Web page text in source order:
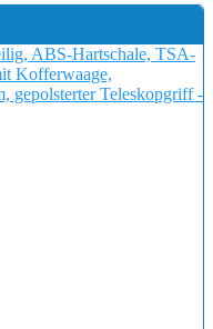
ABS-Hartschale, TSA-
Kofferwaage,
gepolsterter Teleskopgriff -